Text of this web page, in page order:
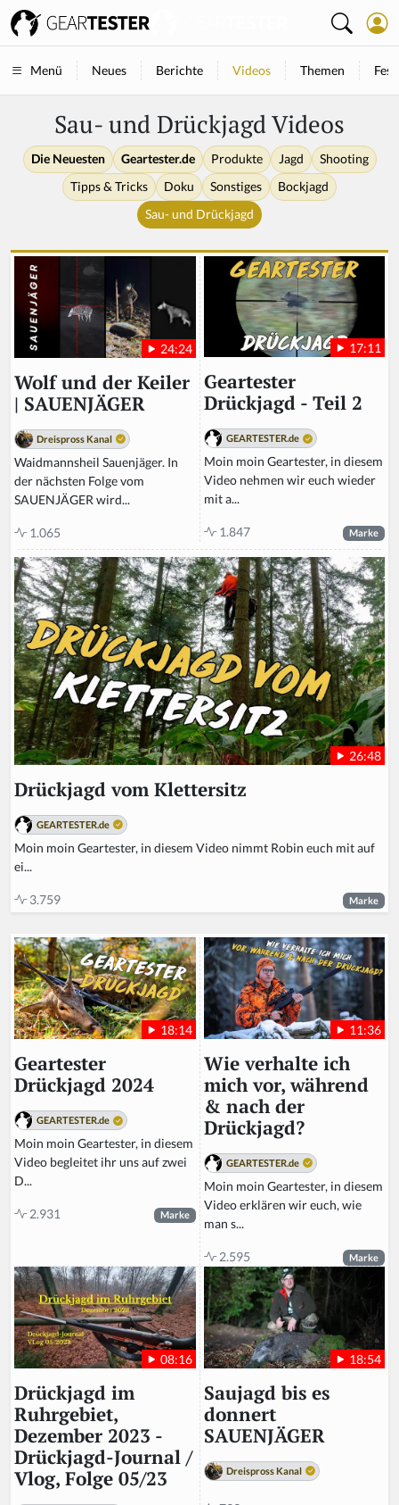
Menü Neues Berichte Videos Themen
Sau- und Drückjagd Videos
Die Neuesten Geartester.de Produkte Jagd
Shooting
Tipps & Tricks
Doku Sonstiges
Bockjagd
Sau- und Drückjagd
24:24
Wolf und der Keiler
| SAUENJÄGER
Dreispross Kanal
Waidmannsheil Sauenjäger. In
der nächsten Folge vom
SAUENJÄGER wird...
1.065
17:11
Geartester
Drückjagd - Teil 2
GEARTESTER.de
Moin moin Geartester, in diesem
Video nehmen wir euch wieder
mit a...
1.847 Marke
26:48
Drückjagd vom Klettersitz
GEARTESTER.de
Moin moin Geartester, in diesem Video nimmt Robin euch mit auf
ei...
3.759 Marke
18:14
Geartester
Drückjagd 2024
GEARTESTER.de
Moin moin Geartester, in diesem
Video begleitet ihr uns auf zwei
D...
2.931 Marke
11:36
Wie verhalte ich
mich vor, während
& nach der
Drückjagd?
GEARTESTER.de
Moin moin Geartester, in diesem
Video erklären wir euch, wie
man s...
2.595 Marke
08:16
Drückjagd im
Ruhrgebiet,
Dezember 2023 -
Drückjagd-Journal /
Vlog, Folge 05/23
18:54
Saujagd bis es
donnert
SAUENJÄGER
Dreispross Kanal